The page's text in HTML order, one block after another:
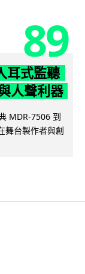
89
耳式監聽
人聲利器
MDR-7506 到
舞台製作者與創